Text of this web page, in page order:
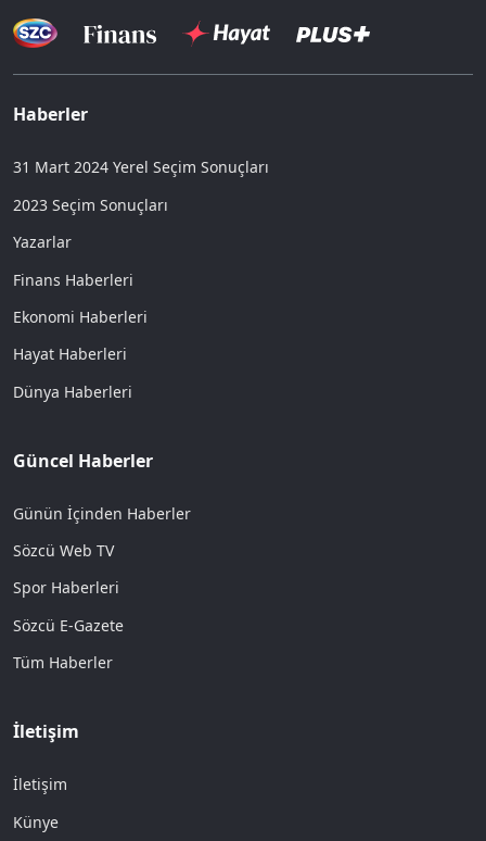
Haberler
31 Mart 2024 Yerel Seçim Sonuçları
2023 Seçim Sonuçları
Yazarlar
Finans Haberleri
Ekonomi Haberleri
Hayat Haberleri
Dünya Haberleri
Güncel Haberler
Günün İçinden Haberler
Sözcü Web TV
Spor Haberleri
Sözcü E-Gazete
Tüm Haberler
İletişim
İletişim
Künye